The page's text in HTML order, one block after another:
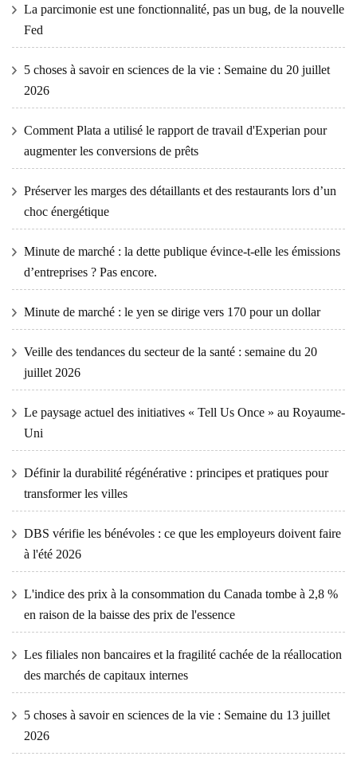
La parcimonie est une fonctionnalité, pas un bug, de la nouvelle
Fed
5 choses à savoir en sciences de la vie : Semaine du 20 juillet
2026
Comment Plata a utilisé le rapport de travail d'Experian pour
augmenter les conversions de prêts
Préserver les marges des détaillants et des restaurants lors d’un
choc énergétique
Minute de marché : la dette publique évince-t-elle les émissions
d’entreprises ? Pas encore.
Minute de marché : le yen se dirige vers 170 pour un dollar
Veille des tendances du secteur de la santé : semaine du 20
juillet 2026
Le paysage actuel des initiatives « Tell Us Once » au Royaume-
Uni
Définir la durabilité régénérative : principes et pratiques pour
transformer les villes
DBS vérifie les bénévoles : ce que les employeurs doivent faire
à l'été 2026
L'indice des prix à la consommation du Canada tombe à 2,8 %
en raison de la baisse des prix de l'essence
Les filiales non bancaires et la fragilité cachée de la réallocation
des marchés de capitaux internes
5 choses à savoir en sciences de la vie : Semaine du 13 juillet
2026